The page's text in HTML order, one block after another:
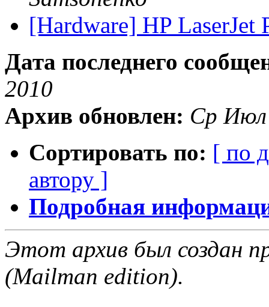
[Hardware] HP LaserJet
Дата последнего
2010
Архив обновлен: Ср Июл
Сортировать по: [ по
автору ]
Подробная
Этот архив был создан
(Mailman edition).